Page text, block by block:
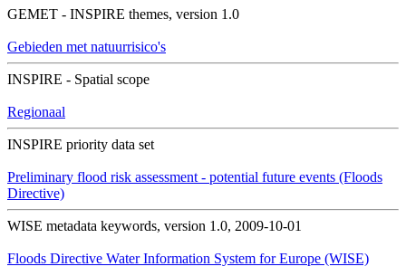
GEMET - INSPIRE themes, version 1.0
Gebieden met natuurrisico's
INSPIRE - Spatial scope
Regionaal
INSPIRE priority data set
Preliminary flood risk assessment - potential future events (Floods
Directive)
WISE metadata keywords, version 1.0, 2009-10-01
Floods Directive Water Information System for Europe (WISE)